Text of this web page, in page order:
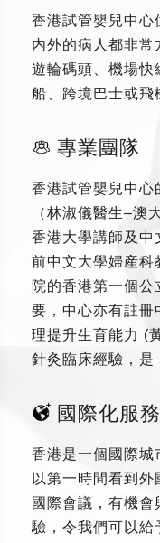
香港試管嬰兒中心
内外的病人都非常
遊輪碼頭、機場快
船、跨境巴士或飛
專業團隊
香港試管嬰兒中心
（林淑儀醫生–澳
香港大學講師及中
前中文大學婦産科
院的香港第一個
要，中心亦有註冊
理提升生育能力 (
針灸臨床經驗，是
國際化服務
香港是一個國際城
以第一時間看到
國際會議，有機
驗，令我們可以給